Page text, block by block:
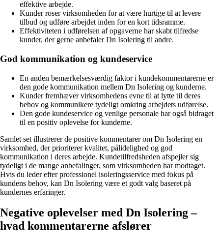
effektive arbejde.
Kunder roser virksomheden for at være hurtige til at levere
tilbud og udføre arbejdet inden for en kort tidsramme.
Effektiviteten i udførelsen af opgaverne har skabt tilfredse
kunder, der gerne anbefaler Dn Isolering til andre.
God kommunikation og kundeservice
En anden bemærkelsesværdig faktor i kundekommentarerne er
den gode kommunikation mellem Dn Isolering og kunderne.
Kunder fremhæver virksomhedens evne til at lytte til deres
behov og kommunikere tydeligt omkring arbejdets udførelse.
Den gode kundeservice og venlige personale har også bidraget
til en positiv oplevelse for kunderne.
Samlet set illustrerer de positive kommentarer om Dn Isolering en
virksomhed, der prioriterer kvalitet, pålidelighed og god
kommunikation i deres arbejde. Kundetilfredsheden afspejler sig
tydeligt i de mange anbefalinger, som virksomheden har modtaget.
Hvis du leder efter professionel isoleringsservice med fokus på
kundens behov, kan Dn Isolering være et godt valg baseret på
kundernes erfaringer.
Negative oplevelser med Dn Isolering –
hvad kommentarerne afslører